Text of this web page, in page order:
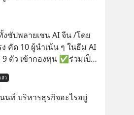
ล้านครั้งแล้ว
ซัปพลายเชน AI จีน /โดย
คัด 10 ผู้นำเน้น ๆ ในธีม AI
ตัว เข้ากองทุน ✅ร่วมเป็น
ยนต์ ✅ได้การรับยกเว้น
กฎหมายภาษีของ
ล้ว
นท์ บริหารธุรกิจอะไรอยู่